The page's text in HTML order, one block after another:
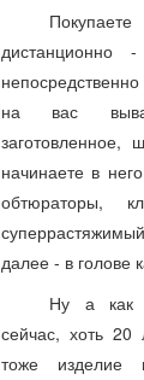
дистанционно
на вас
заготовленное,
начинаете в
обтюраторы,
далее - в голове
Ну а как
сейчас, хоть
тоже